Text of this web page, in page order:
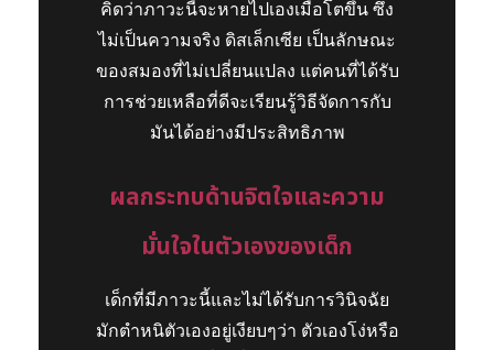
คิดว่าภาวะนี้จะหายไปเองเมื่อโตขึ้น ซึ่ง
ไม่เป็นความจริง ดิสเล็กเซีย เป็นลักษณะ
ของสมองที่ไม่เปลี่ยนแปลง แต่คนที่ได้รับ
การช่วยเหลือที่ดีจะเรียนรู้วิธีจัดการกับ
มันได้อย่างมีประสิทธิภาพ
ผลกระทบด้านจิตใจและความ
มั่นใจในตัวเองของเด็ก
เด็กที่มีภาวะนี้และไม่ได้รับการวินิจฉัย
มักตำหนิตัวเองอยู่เงียบๆว่า ตัวเองโง่หรือ